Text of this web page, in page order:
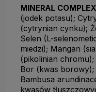
MINERAL COMPLEX
(jodek potasu);
(cytrynian cynku);
Selen (L-
miedzi); Mangan
(pikolinian
Bor (kwas
Bambusa
kwasów